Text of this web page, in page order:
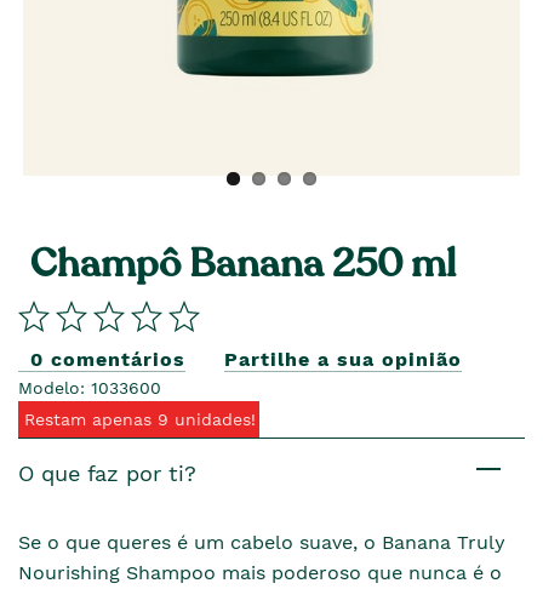
Champô Banana 250 ml
0 comentários Partilhe a sua opinião
Modelo: 1033600
Restam apenas 9 unidades!
O que faz por ti?
Se o que queres é um cabelo suave, o Banana Truly
Nourishing Shampoo mais poderoso que nunca é o